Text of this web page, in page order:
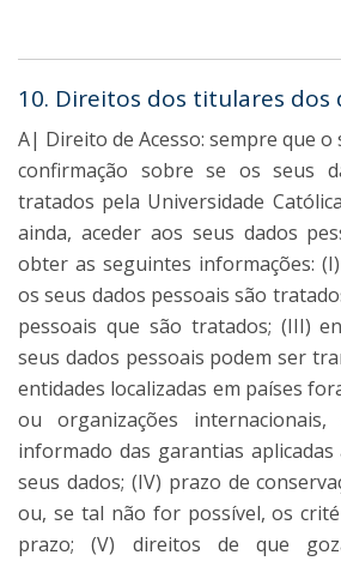
10. Direitos dos titulares dos
A| Direito de Acesso: sempre que
confirmação sobre se os seus
tratados pela Universidade
ainda, aceder aos seus dados
obter as seguintes informações:
os seus dados pessoais são
pessoais que são tratados; (III)
seus dados pessoais podem ser
entidades localizadas em países
ou organizações
informado das garantias
seus dados; (IV) prazo de
ou, se tal não for possível, os
prazo; (V) direitos de que